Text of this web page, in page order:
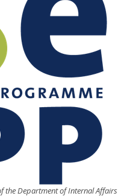
the Department of Internal Affairs